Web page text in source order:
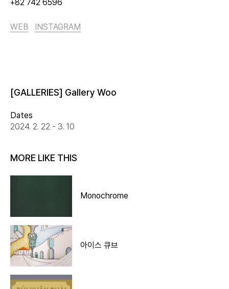
+82 742 6596
WEB INSTAGRAM
[GALLERIES] Gallery Woo
Dates
2024. 2. 22 - 3. 10
MORE LIKE THIS
Monochrome
아이스 큐브